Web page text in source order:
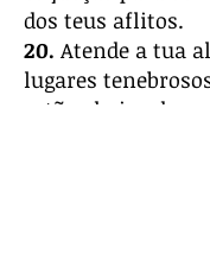
dos teus aflitos.
20. Atende a tua
lugares
estão cheios de